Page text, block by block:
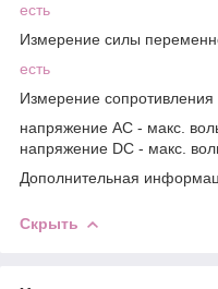
есть
Измерение силы
есть
Измерение сопротивления
напряжение АС - макс.
напряжение DC - макс.
Дополнительная
Скрыть